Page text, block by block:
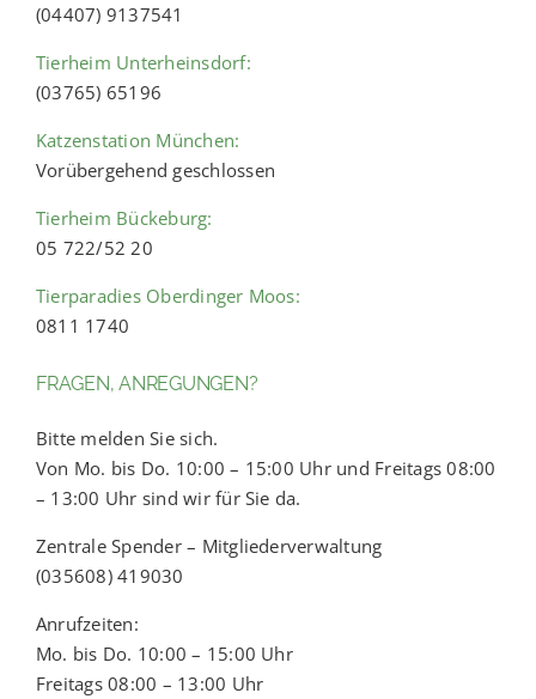
(04407) 9137541
Tierheim Unterheinsdorf:
(03765) 65196
Katzenstation München:
Vorübergehend geschlossen
Tierheim Bückeburg:
05 722/52 20
Tierparadies Oberdinger Moos:
0811 1740
FRAGEN, ANREGUNGEN?
Bitte melden Sie sich.
Von Mo. bis Do. 10:00 – 15:00 Uhr und Freitags 08:00
– 13:00 Uhr sind wir für Sie da.
Zentrale Spender – Mitgliederverwaltung
(035608) 419030
Anrufzeiten:
Mo. bis Do. 10:00 – 15:00 Uhr
Freitags 08:00 – 13:00 Uhr